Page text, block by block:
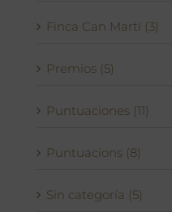
Finca Can Martí (3)
Premios (5)
Puntuaciones (11)
Puntuacions (8)
Sin categoría (5)